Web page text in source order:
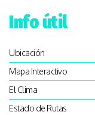
Info útil
Ubicación
Mapa Interactivo
El Clima
Estado de Rutas